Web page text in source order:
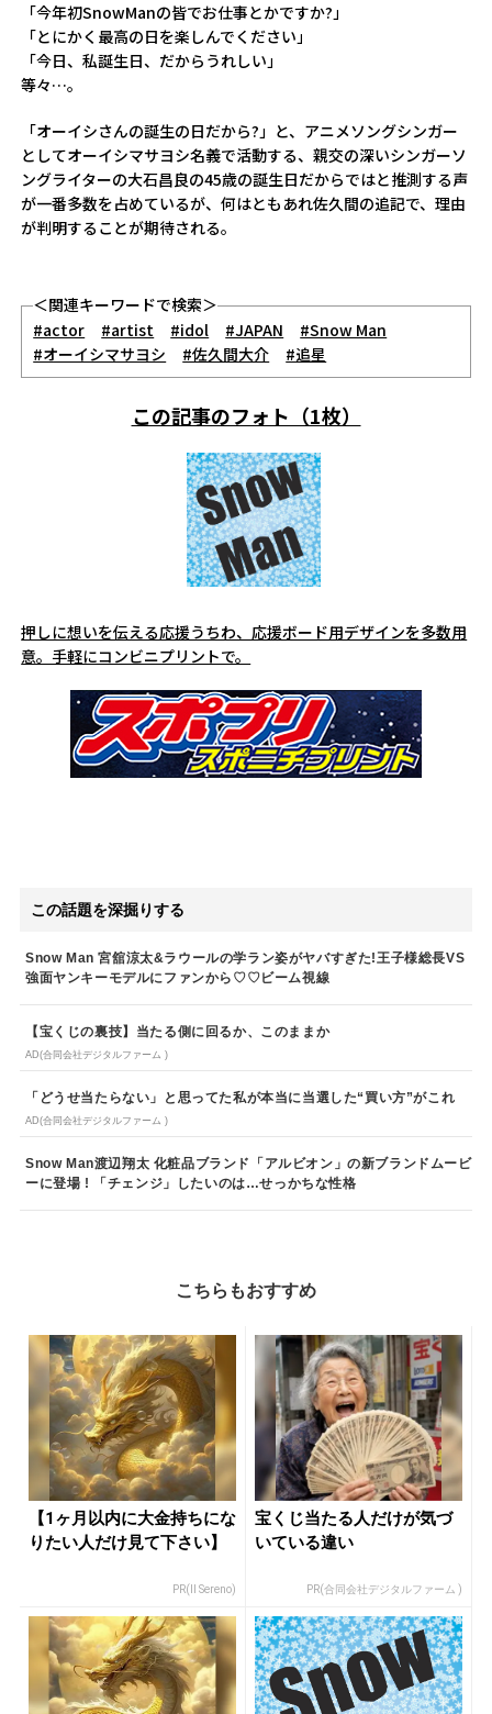
「今年初SnowManの皆でお仕事とかですか?」
「とにかく最高の日を楽しんでください」
「今日、私誕生日、だからうれしい」
等々…。
「オーイシさんの誕生の日だから?」と、アニメソングシンガー
としてオーイシマサヨシ名義で活動する、親交の深いシンガーソ
ングライターの大石昌良の45歳の誕生日だからではと推測する声
が一番多数を占めているが、何はともあれ佐久間の追記で、理由
が判明することが期待される。
＜関連キーワードで検索＞
#actor
#artist #idol #JAPAN
#Snow Man
#オーイシマサヨシ
#佐久間大介 #追星
この記事のフォト（1枚）
押しに想いを伝える応援うちわ、応援ボード用デザインを多数用
意。手軽にコンビニプリントで。
この話題を深掘りする
Snow Man 宮舘涼太&ラウールの学ラン姿がヤバすぎた!王子様総長VS
強面ヤンキーモデルにファンから♡♡ビーム視線
【宝くじの裏技】当たる側に回るか、このままか
AD(合同会社デジタルファーム )
「どうせ当たらない」と思ってた私が本当に当選した“買い方”がこれ
AD(合同会社デジタルファーム )
Snow Man渡辺翔太 化粧品ブランド「アルビオン」の新ブランドムービ
ーに登場 ! 「チェンジ」したいのは…せっかちな性格
こちらもおすすめ
【1ヶ月以内に大金持ちにな
りたい人だけ見て下さい】
PR(Il Sereno)
宝くじ当たる人だけが気づ
いている違い
PR(合同会社デジタルファーム )